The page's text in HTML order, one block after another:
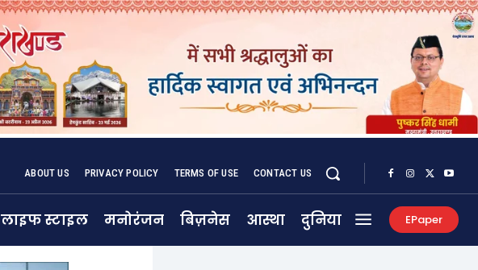
ABOUT US PRIVACY POLICY TERMS OF USE CONTACT US
लाइफ स्टाइल मनोरंजन बिज़नेस आस्था दुनिया EPaper